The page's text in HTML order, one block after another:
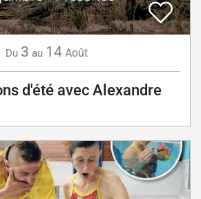
Du 3 au 14 Août
d'été avec Alexandre